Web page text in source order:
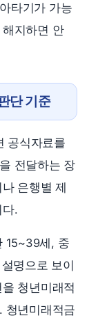
타기가 가능
지하면 안
단 기준
공식자료를
전달하는 장
은행별 제
다.
15~39세, 중
명으로 보이
청년미래적
청년미래적금